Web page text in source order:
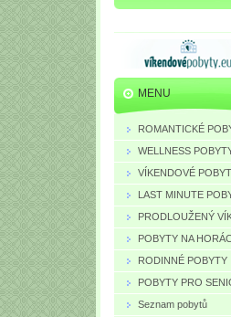
MENU
ROMANTICKÉ
WELLNESS
VÍKENDOVÉ
LAST MINUTE
PRODLOUŽENÝ
POBYTY NA
RODINNÉ POBYTY
POBYTY PRO
Seznam pobytů